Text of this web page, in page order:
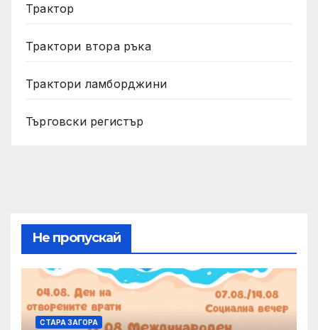
Трактор
Трактори втора ръка
Трактори ламборджини
Търговски регистър
Не пропускай
СТАРА ЗАГОРА